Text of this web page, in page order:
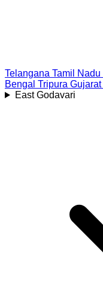
Telangana Tamil Nadu
Bengal Tripura Gujarat
East Godavari